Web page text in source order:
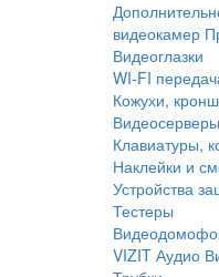
видеокамер
Видеоглазки
WI-FI
Кожухи,
Видеосерверы
Клавиатуры,
Наклейки и
Устройства
Тестеры
VIZIT Аудио